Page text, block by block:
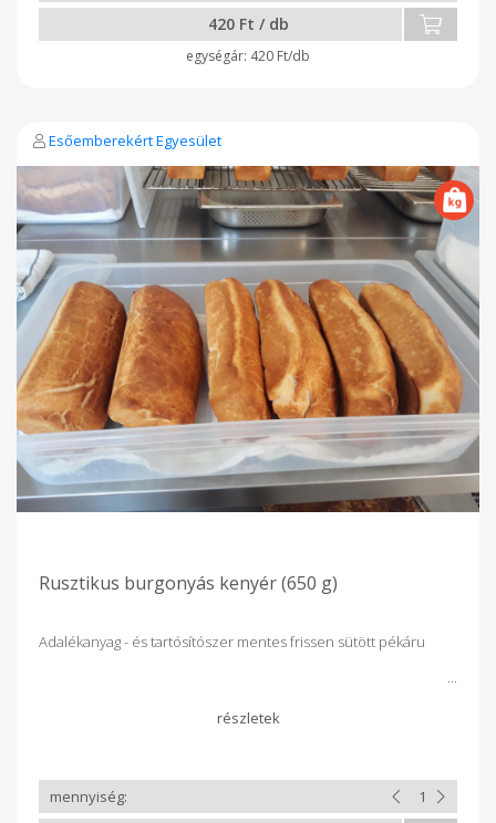
420 Ft / db
420 Ft/db
Esőemberekért Egyesület
Rusztikus burgonyás kenyér (650 g)
Adalékanyag - és tartósítószer mentes frissen sütött pékáru